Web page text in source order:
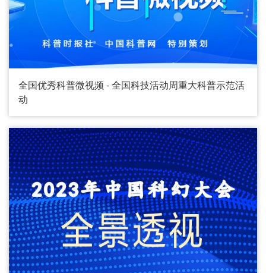
全国优秀科普微视频 - 全国科技活动周重大科普示范活
动